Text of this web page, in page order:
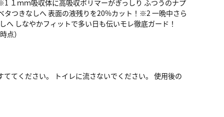
１ｍｍ吸収体に高吸収ポリマーがぎっしり ふつうのナプ
つきなしへ 表面の液残りを20%カット！※2 一晩中さら
しなやかフィットで多い日も伝いモレ徹底ガード！
点）
てください。 トイレに流さないでください。 使用後の